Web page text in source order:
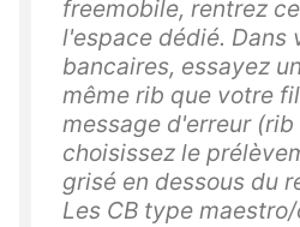
freemobile, rentrez
l'espace dédié. Dans
bancaires, essayez
même rib que votre
message d'erreur
choisissez le
grisé en dessous du
Les CB type